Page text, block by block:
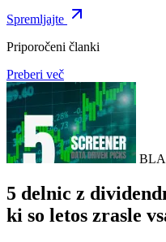
Spremljajte
Priporočeni članki
Preberi več
5 delnic z
ki so letos zrasle